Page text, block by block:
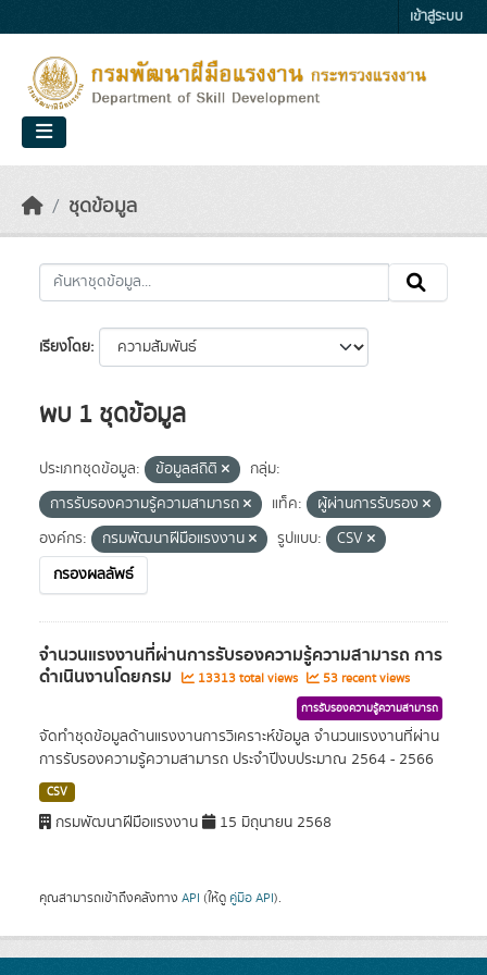
เข้าสู่ระบบ
ชุดข้อมูล
เรียงโดย
พบ 1 ชุดข้อมูล
ประเภทชุดข้อมูล: ข้อมูลสถิติ
กลุ่ม:
การรับรองความรู้ความสามารถ
แท็ค:
ผู้ผ่านการรับรอง
องค์กร:
กรมพัฒนาฝีมือแรงงาน รูปแบบ:
CSV
กรองผลลัพธ์
จำนวนแรงงานที่ผ่านการรับรองความรู้ความสามารถ การ
ดำเนินงานโดยกรม 13313 total views 53 recent views
การรับรองความรู้ความสามารถ
จัดทำชุดข้อมูลด้านแรงงานการวิเคราะห์ข้อมูล จำนวนแรงงานที่ผ่าน
การรับรองความรู้ความสามารถ ประจำปีงบประมาณ 2564 - 2566
CSV
กรมพัฒนาฝีมือแรงงาน 15 มิถุนายน 2568
คุณสามารถเข้าถึงคลังทาง API (ให้ดู คู่มือ API).